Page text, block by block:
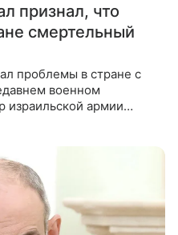
признал, что
смертельный
проблемы в стране с
военном
израильской армии